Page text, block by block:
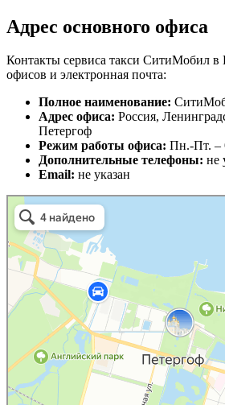
Адрес основного офиса
Контакты сервиса такси СитиМобил в
офисов и электронная почта:
Полное наименование:
Адрес офиса: Россия,
Петергоф
Режим работы офиса: Пн.-Пт. –
Дополнительные телефоны: не
Email: не указан